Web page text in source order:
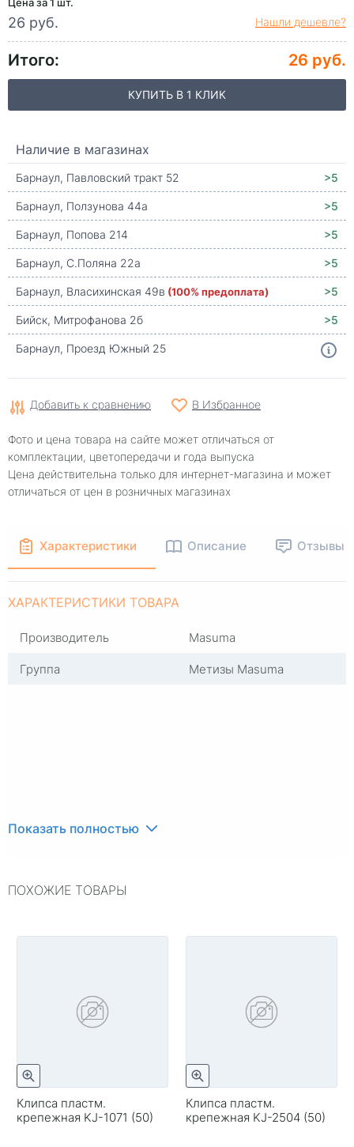
26 руб. Нашли дешевле?
Итого: 26 руб.
КУПИТЬ В 1 КЛИК
Наличие в магазинах
Барнаул, Павловский тракт 52
>5
Барнаул, Ползунова 44а
>5
Барнаул, Попова 214
>5
Барнаул, С.Поляна 22а
>5
Барнаул, Власихинская 49в (100% предоплата)
>5
Бийск, Митрофанова 2б
>5
Барнаул, Проезд Южный 25
Добавить к сравнению В Избранное
Фото и цена товара на сайте может отличаться от
комплектации, цветопередачи и года выпуска
Цена действительна только для интернет-магазина и может
отличаться от цен в розничных магазинах
Характеристики Описание Отзывы
ХАРАКТЕРИСТИКИ ТОВАРА
Производитель
Masuma
Группа
Метизы Masuma
Показать полностью
ПОХОЖИЕ ТОВАРЫ
Клипса пластм.
крепежная KJ-1071 (50)
Клипса пластм.
крепежная KJ-2504 (50)